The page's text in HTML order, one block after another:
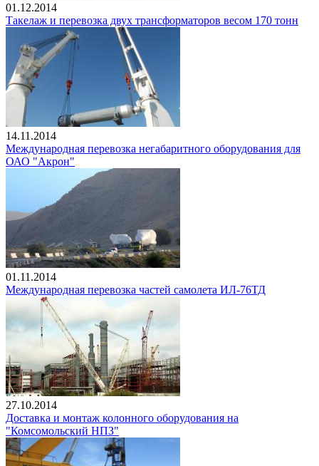
01.12.2014
Такелаж и перевозка двух трансформаторов весом 170 тонн
14.11.2014
Международная перевозка негабаритного оборудования для
ОАО "Акрон"
01.11.2014
Международная перевозка частей самолета ИЛ-76ТД
27.10.2014
Доставка и монтаж колонного оборудования на
"Комсомольский НПЗ"